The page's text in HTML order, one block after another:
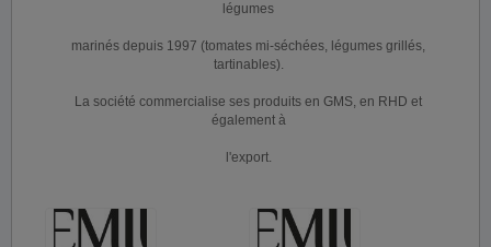
légumes
marinés depuis 1997 (tomates mi-séchées, légumes grillés,
tartinables).
La société commercialise ses produits en GMS, en RHD et
également à
l'export.